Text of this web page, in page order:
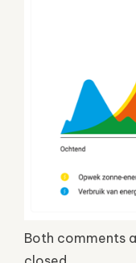
Both comments